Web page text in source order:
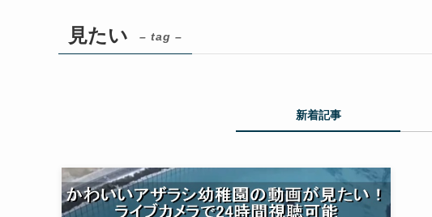
見たい – tag –
新着記事